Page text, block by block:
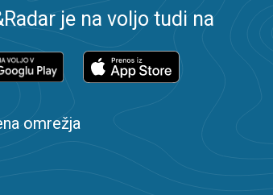
je na voljo tudi na
omrežja